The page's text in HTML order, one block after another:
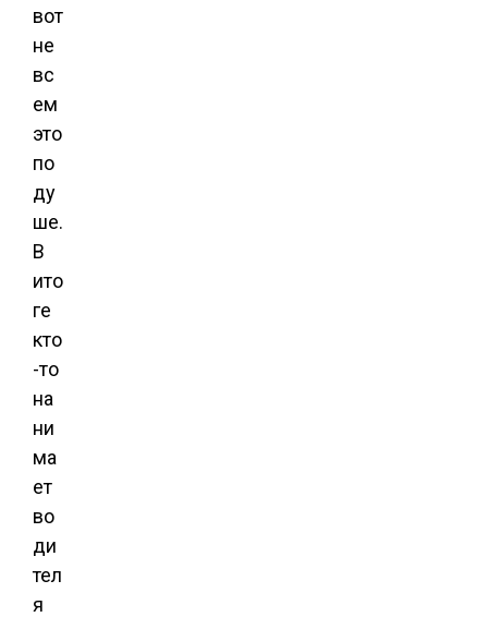
вот
не
вс
ем
это
по
ду
ше.
В
ито
ге
кто
-то
на
ни
ма
ет
во
ди
тел
я